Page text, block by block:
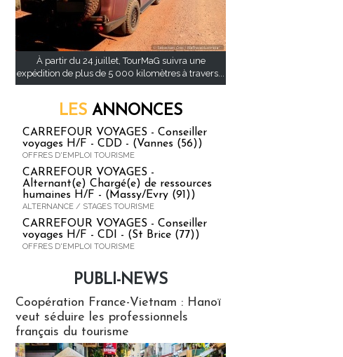
À partir du 24 juillet, TourMaG suivra une
expédition de plus de 5 000 kilomètres à travers...
LES ANNONCES
CARREFOUR VOYAGES - Conseiller
voyages H/F - CDD - (Vannes (56))
OFFRES D'EMPLOI TOURISME
CARREFOUR VOYAGES -
Alternant(e) Chargé(e) de ressources
humaines H/F - (Massy/Evry (91))
ALTERNANCE / STAGES TOURISME
CARREFOUR VOYAGES - Conseiller
voyages H/F - CDI - (St Brice (77))
OFFRES D'EMPLOI TOURISME
PUBLI-NEWS
Coopération France-Vietnam : Hanoï
veut séduire les professionnels
français du tourisme